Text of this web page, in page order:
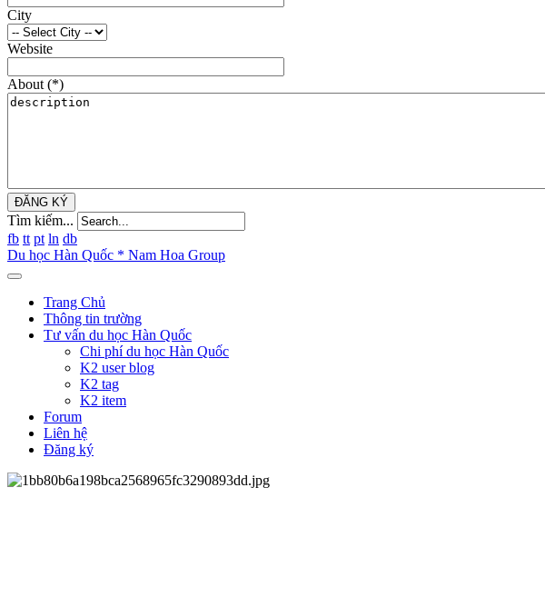
City
Website
About (*)
ĐĂNG KÝ
Tìm kiếm...
fb tt pt ln db
Du học Hàn Quốc * Nam Hoa Group
Trang Chủ
Thông tin trường
Tư vấn du học Hàn Quốc
Chi phí du học Hàn Quốc
K2 user blog
K2 tag
K2 item
Forum
Liên hệ
Đăng ký